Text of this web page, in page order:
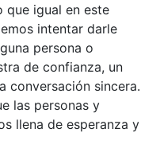
que igual en este
intentar darle
persona o
de confianza, un
conversación sincera.
las personas y
llena de esperanza y